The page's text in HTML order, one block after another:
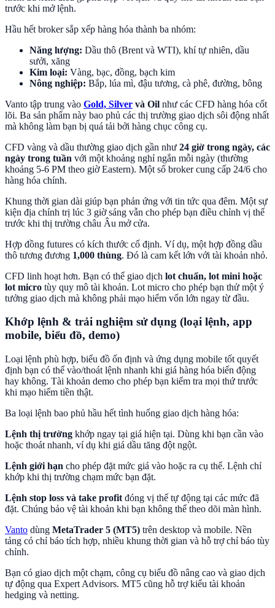
trước khi mở lệnh.
Hầu hết broker sắp xếp hàng hóa thành ba nhóm:
Năng lượng: Dầu thô (Brent và WTI), khí tự nhiên, dầu
sưởi, xăng
Kim loại: Vàng, bạc, đồng, bạch kim
Nông nghiệp: Bắp, lúa mì, đậu tương, cà phê, đường, bông
Vanto tập trung vào Gold, Silver và Oil như các CFD hàng hóa cốt
lõi. Ba sản phẩm này bao phủ các thị trường giao dịch sôi động nhất
mà không làm bạn bị quá tải bởi hàng chục công cụ.
CFD vàng và dầu thường giao dịch gần như 24 giờ trong ngày, các
ngày trong tuần với một khoảng nghỉ ngắn mỗi ngày (thường
khoảng 5-6 PM theo giờ Eastern). Một số broker cung cấp 24/6 cho
hàng hóa chính.
Khung thời gian dài giúp bạn phản ứng với tin tức qua đêm. Một sự
kiện địa chính trị lúc 3 giờ sáng vẫn cho phép bạn điều chỉnh vị thế
trước khi thị trường châu Âu mở cửa.
Hợp đồng futures có kích thước cố định. Ví dụ, một hợp đồng dầu
thô tương đương 1,000 thùng. Đó là cam kết lớn với tài khoản nhỏ.
CFD linh hoạt hơn. Bạn có thể giao dịch lot chuẩn, lot mini hoặc
lot micro tùy quy mô tài khoản. Lot micro cho phép bạn thử một ý
tưởng giao dịch mà không phải mạo hiểm vốn lớn ngay từ đầu.
Khớp lệnh & trải nghiệm sử dụng (loại lệnh, app
mobile, biểu đồ, demo)
Loại lệnh phù hợp, biểu đồ ổn định và ứng dụng mobile tốt quyết
định bạn có thể vào/thoát lệnh nhanh khi giá hàng hóa biến động
hay không. Tài khoản demo cho phép bạn kiểm tra mọi thứ trước
khi mạo hiểm tiền thật.
Ba loại lệnh bao phủ hầu hết tình huống giao dịch hàng hóa:
Lệnh thị trường khớp ngay tại giá hiện tại. Dùng khi bạn cần vào
hoặc thoát nhanh, ví dụ khi giá dầu tăng đột ngột.
Lệnh giới hạn cho phép đặt mức giá vào hoặc ra cụ thể. Lệnh chỉ
khớp khi thị trường chạm mức bạn đặt.
Lệnh stop loss và take profit đóng vị thế tự động tại các mức đã
đặt. Chúng bảo vệ tài khoản khi bạn không thể theo dõi màn hình.
Vanto dùng MetaTrader 5 (MT5) trên desktop và mobile. Nền
tảng có chỉ báo tích hợp, nhiều khung thời gian và hỗ trợ chỉ báo tùy
chỉnh.
Bạn có giao dịch một chạm, công cụ biểu đồ nâng cao và giao dịch
tự động qua Expert Advisors. MT5 cũng hỗ trợ kiểu tài khoản
hedging và netting.